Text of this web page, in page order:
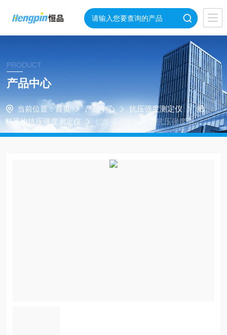
PRODUCT
产品中心
当前位置： 首页 产品中心 抗压强度测定仪
肥
料平均抗压强度测定仪
硝酸磷肥颗粒平均抗压强度测定
仪